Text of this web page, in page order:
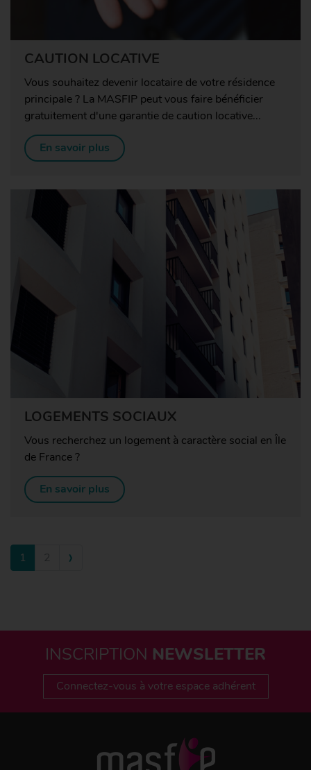
CAUTION LOCATIVE
Vous souhaitez devenir locataire de votre résidence
principale ? La MASFIP peut vous faire bénéficier
gratuitement d'une garantie de caution locative...
En savoir plus
LOGEMENTS SOCIAUX
Vous recherchez un logement à caractère social en Île
de France ?
En savoir plus
1 ›
INSCRIPTION NEWSLETTER
Connectez-vous à votre espace adhérent